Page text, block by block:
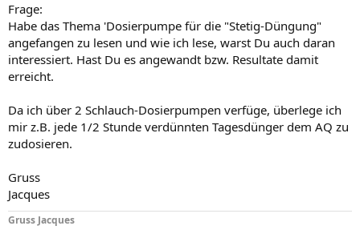
Frage:
Habe das Thema 'Dosierpumpe für die "Stetig-Düngung"
angefangen zu lesen und wie ich lese, warst Du auch daran
interessiert. Hast Du es angewandt bzw. Resultate damit
erreicht.
Da ich über 2 Schlauch-Dosierpumpen verfüge, überlege ich
mir z.B. jede 1/2 Stunde verdünnten Tagesdünger dem AQ zu
zudosieren.
Gruss
Jacques
Gruss Jacques